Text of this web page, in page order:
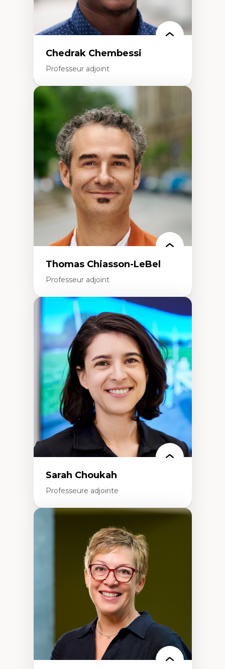
Chedrak Chembessi
Professeur adjoint
Économie circulaire
Modèles d’affaires durables
Histoire des faits économiques
Gestion durable des ressources naturelles
Écologie industrielle
Aménagement durable du territoire
Développement régional
Coopératives
Télétravail en milieu rural francophone
Transition socio-écologique
Thomas Chiasson-LeBel
Professeur adjoint
Expertises
Théories du développement
Économie politique comparée
Élites économiques
Sociologie économique
Extractivisme
Classes sociales
Mouvements sociaux
Théories de l’État
Sarah Choukah
Professeure adjointe
Démocratisation des nouvelles
technologies et biotechnologies
Données ouvertes
Bioart, programmation et électronique
Histoire sociale et culturelle des
technologies numériques
Résistances et droits numériques
Internet des objets
Problématiques relatives à l’intelligence
artificielle, l’apprentissage machine et les
hautes technologies
Féminismes et nouvelles technologies